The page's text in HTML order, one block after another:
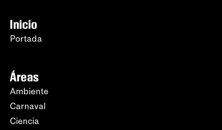
Inicio
Portada
Áreas
Ambiente
Carnaval
Ciencia